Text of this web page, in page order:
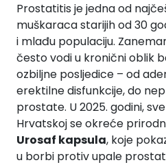
Prostatitis je jedna od
muškaraca starijih od 30
i mlađu populaciju.
često vodi u kronični oblik
ozbiljne posljedice – od
erektilne disfunkcije, do
prostate. U 2025. godini,
Hrvatskoj se okreće
Urosaf kapsula, koje
u borbi protiv upale